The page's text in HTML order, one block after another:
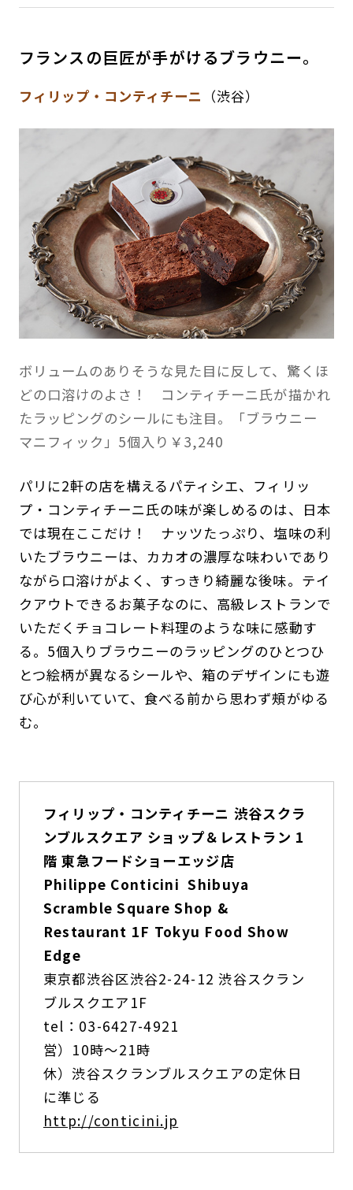
フランスの巨匠が手がけるブラウニー。
フィリップ・コンティチーニ （渋谷）
ボリュームのありそうな見た目に反して、驚くほ
どの口溶けのよさ！ コンティチーニ氏が描かれ
たラッピングのシールにも注目。「ブラウニー
マニフィック」5個入り￥3,240
パリに2軒の店を構えるパティシエ、フィリッ
プ・コンティチーニ氏の味が楽しめるのは、日本
では現在ここだけ！ ナッツたっぷり、塩味の利
いたブラウニーは、カカオの濃厚な味わいであり
ながら口溶けがよく、すっきり綺麗な後味。テイ
クアウトできるお菓子なのに、高級レストランで
いただくチョコレート料理のような味に感動す
る。5個入りブラウニーのラッピングのひとつひ
とつ絵柄が異なるシールや、箱のデザインにも遊
び心が利いていて、食べる前から思わず頰がゆる
む。
フィリップ・コンティチーニ 渋谷スクラ
ンブルスクエア ショップ＆レストラン 1
階 東急フードショーエッジ店
Philippe Conticini Shibuya
Scramble Square Shop &
Restaurant 1F Tokyu Food Show
Edge
東京都渋谷区渋谷2-24-12 渋谷スクラン
ブルスクエア1F
tel：03-6427-4921
営）10時〜21時
休）渋谷スクランブルスクエアの定休日
に準じる
http://conticini.jp